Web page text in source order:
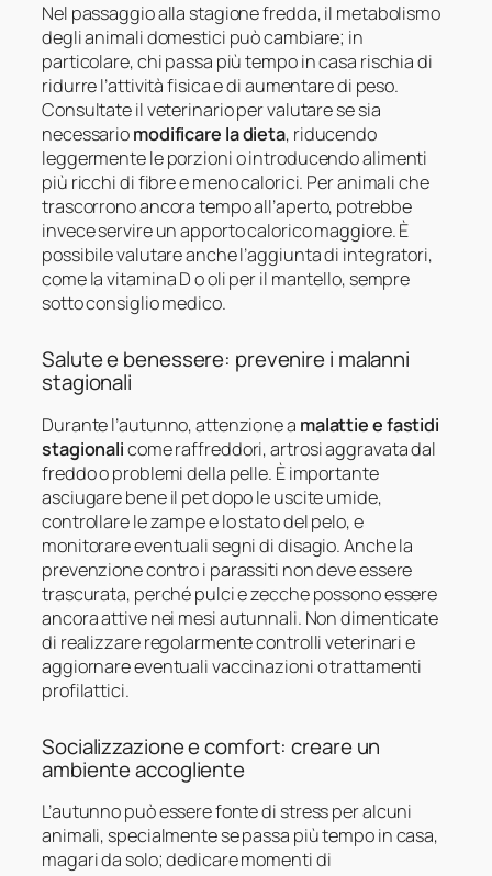
Nel passaggio alla stagione fredda, il metabolismo
degli animali domestici può cambiare; in
particolare, chi passa più tempo in casa rischia di
ridurre l’attività fisica e di aumentare di peso.
Consultate il veterinario per valutare se sia
necessariomodificare la dieta, riducendo
leggermente le porzioni o introducendo alimenti
più ricchi di fibre e meno calorici. Per animali che
trascorrono ancora tempo all’aperto, potrebbe
invece servire un apporto calorico maggiore. È
possibile valutare anche l’aggiunta di integratori,
come la vitamina D o oli per il mantello, sempre
sotto consiglio medico.
Salute e benessere: prevenire i malanni
stagionali
Durante l’autunno, attenzione a malattie e fastidi
stagionalicome raffreddori, artrosi aggravata dal
freddo o problemi della pelle. È importante
asciugare bene il pet dopo le uscite umide,
controllare le zampe e lo stato del pelo, e
monitorare eventuali segni di disagio. Anche la
prevenzione contro i parassiti non deve essere
trascurata, perché pulci e zecche possono essere
ancora attive nei mesi autunnali. Non dimenticate
di realizzare regolarmente controlli veterinari e
aggiornare eventuali vaccinazioni o trattamenti
profilattici.
Socializzazione e comfort: creare un
ambiente accogliente
L’autunno può essere fonte di stress per alcuni
animali, specialmente se passa più tempo in casa,
magari da solo; dedicare momenti di